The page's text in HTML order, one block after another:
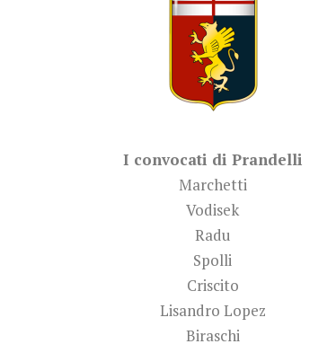
I convocati di Prandelli
Marchetti
Vodisek
Radu
Spolli
Criscito
Lisandro Lopez
Biraschi